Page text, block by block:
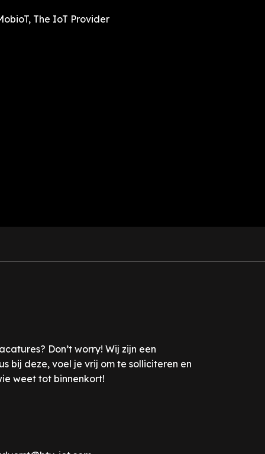
The IoT Provider
Don’t worry! Wij zijn een
bij deze, voel je vrij om te solliciteren en
weet tot binnenkort!